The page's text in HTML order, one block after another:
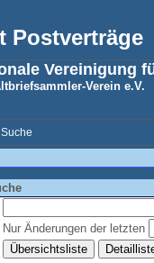
Postverträge
Vereinigung
Verein e.V.
Suche
Nur Änderungen der letzten